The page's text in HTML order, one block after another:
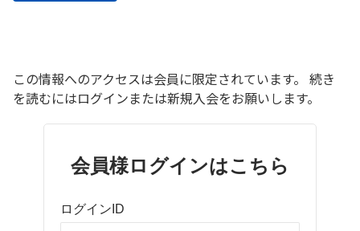
お問い合わせ
この情報へのアクセスは会員に限定されています。 続き
を読むにはログインまたは新規入会をお願いします。
会員様ログインはこちら
ログインID